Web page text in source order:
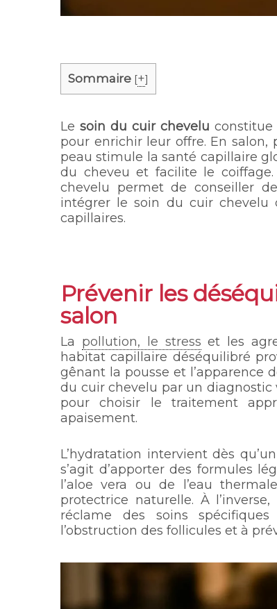
Sommaire [+]
Lesoin du cuir chevelu constitue
pour enrichir leur offre. En salon,
peau stimule la santé capillaire
du cheveu et facilite le
chevelu permet de conseiller
intégrer le soin du cuir chevelu
capillaires.
Prévenir les
salon
La pollution, le stress et les
habitat capillaire déséquilibré
gênant la pousse et l’apparence
du cuir chevelu par un
pour choisir le traitement
apaisement.
L’hydratation intervient dès
s’agit d’apporter des formules
l’aloe vera ou de l’eau
protectrice naturelle. À
réclame des soins
l’obstruction des follicules et à